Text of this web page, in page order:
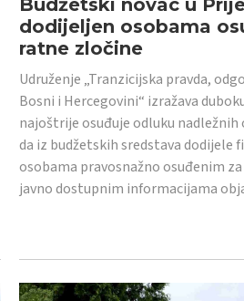
dodijeljen osobama
ratne zločine
Udruženje „Tranzicijska pravda,
Bosni i Hercegovini“ izražava
najoštrije osuđuje odluku nadležnih
da iz budžetskih sredstava dodijele
osobama pravosnažno osuđenim
javno dostupnim informacijama